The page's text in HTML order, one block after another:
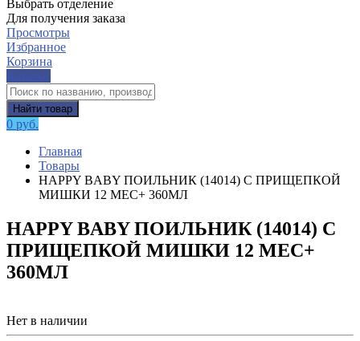
Выбрать отделение
Для получения заказа
Просмотры
Избранное
Корзина
Каталог
Найти товар
0 руб.
Главная
Товары
HAPPY BABY ПОИЛЬНИК (14014) С ПРИЩЕПКОЙ
МИШКИ 12 МЕС+ 360МЛ
HAPPY BABY ПОИЛЬНИК (14014) С
ПРИЩЕПКОЙ МИШКИ 12 МЕС+
360МЛ
Нет в наличии